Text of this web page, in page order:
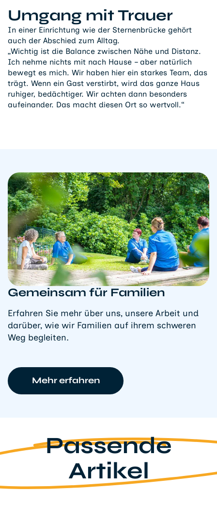
Umgang mit Trauer
In einer Einrichtung wie der Sternenbrücke gehört
auch der Abschied zum Alltag.
„Wichtig ist die Balance zwischen Nähe und Distanz.
Ich nehme nichts mit nach Hause – aber natürlich
bewegt es mich. Wir haben hier ein starkes Team, das
trägt. Wenn ein Gast verstirbt, wird das ganze Haus
ruhiger, bedächtiger. Wir achten dann besonders
aufeinander. Das macht diesen Ort so wertvoll.“
Gemeinsam für Familien
Erfahren Sie mehr über uns, unsere Arbeit und
darüber, wie wir Familien auf ihrem schweren
Weg begleiten.
Mehr erfahren
Passende
Artikel